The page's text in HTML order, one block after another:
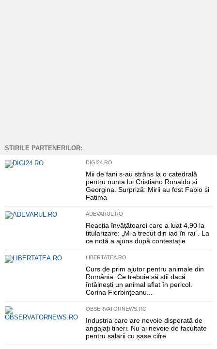
ȘTIRILE PARTENERILOR:
DIGI24.RO
Mii de fani s-au strâns la o catedrală
pentru nunta lui Cristiano Ronaldo și
Georgina. Surpriză: Mirii au fost Fabio și
Fatima
ADEVARUL.RO
Reacția învățătoarei care a luat 4,90 la
titularizare: „M-a trecut din iad în rai”. La
ce notă a ajuns după contestație
LIBERTATEA.RO
Curs de prim ajutor pentru animale din
România. Ce trebuie să știi dacă
întâlnești un animal aflat în pericol.
Corina Fierbințeanu...
OBSERVATORNEWS.RO
Industria care are nevoie disperată de
angajați tineri. Nu ai nevoie de facultate
pentru salarii cu șase cifre